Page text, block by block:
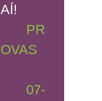
AÍ!
PR
OVAS
07-